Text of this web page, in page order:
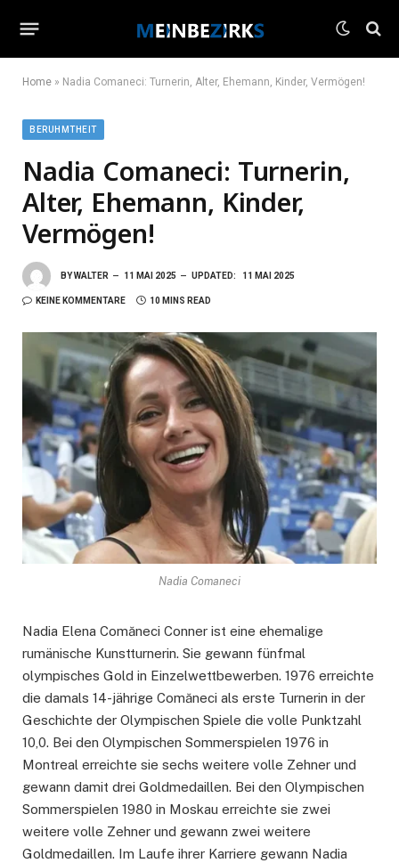
Home » Nadia Comaneci: Turnerin, Alter, Ehemann, Kinder, Vermögen!
BERUHMTHEIT
Nadia Comaneci: Turnerin,
Alter, Ehemann, Kinder,
Vermögen!
BYWALTER 11 MAI 2025 UPDATED: 11 MAI 2025
KEINE KOMMENTARE 10 MINS READ
Nadia Comaneci
Nadia Elena Comăneci Conner ist eine ehemalige
rumänische Kunstturnerin. Sie gewann fünfmal
olympisches Gold in Einzelwettbewerben. 1976 erreichte
die damals 14-jährige Comăneci als erste Turnerin in der
Geschichte der Olympischen Spiele die volle Punktzahl
10,0. Bei den Olympischen Sommerspielen 1976 in
Montreal erreichte sie sechs weitere volle Zehner und
gewann damit drei Goldmedaillen. Bei den Olympischen
Sommerspielen 1980 in Moskau erreichte sie zwei
weitere volle Zehner und gewann zwei weitere
Goldmedaillen. Im Laufe ihrer Karriere gewann Nadia